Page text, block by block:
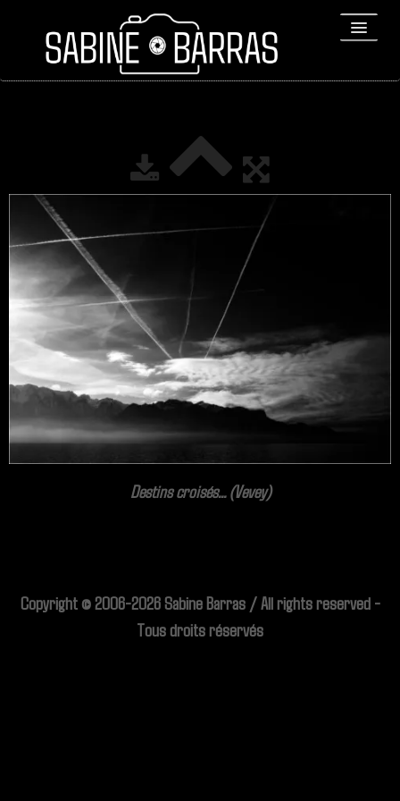
REPORTAGES▼
Bio▼
Expositions
Contact / Tirages
Destins croisés... (Vevey)
Copyright © 2006-2026 Sabine Barras / All rights reserved -
Tous droits réservés